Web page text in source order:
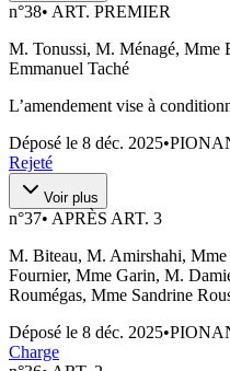
n°38• ART. PREMIER
M. Tonussi, M. Ménagé, Mme
Emmanuel Taché
L’amendement vise à
Déposé le 8 déc. 2025•
Rejeté
Voir plus
n°37• APRÈS ART. 3
M. Biteau, M. Amirshahi,
Fournier, Mme Garin, M.
Roumégas, Mme Sandrine
Déposé le 8 déc. 2025•
Charge